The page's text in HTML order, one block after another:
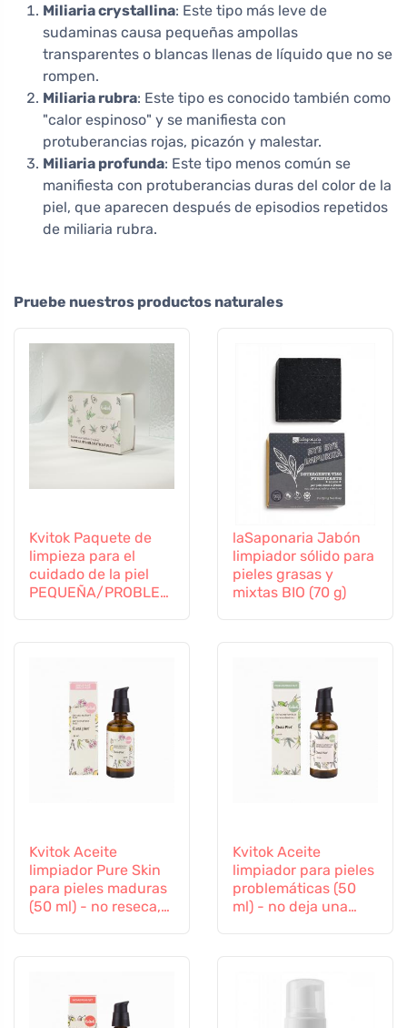
Miliaria crystallina: Este tipo más leve de
sudaminas causa pequeñas ampollas
transparentes o blancas llenas de líquido que no se
rompen.
Miliaria rubra: Este tipo es conocido también como
"calor espinoso" y se manifiesta con
protuberancias rojas, picazón y malestar.
Miliaria profunda: Este tipo menos común se
manifiesta con protuberancias duras del color de la
piel, que aparecen después de episodios repetidos
de miliaria rubra.
Pruebe nuestros productos naturales
Kvitok Paquete de
limpieza para el
cuidado de la piel
PEQUEÑA/PROBLEM
laSaponaria Jabón
limpiador sólido para
pieles grasas y
mixtas BIO (70 g)
Kvitok Aceite
limpiador Pure Skin
para pieles maduras
(50 ml) - no reseca,
Kvitok Aceite
limpiador para pieles
problemáticas (50
ml) - no deja una